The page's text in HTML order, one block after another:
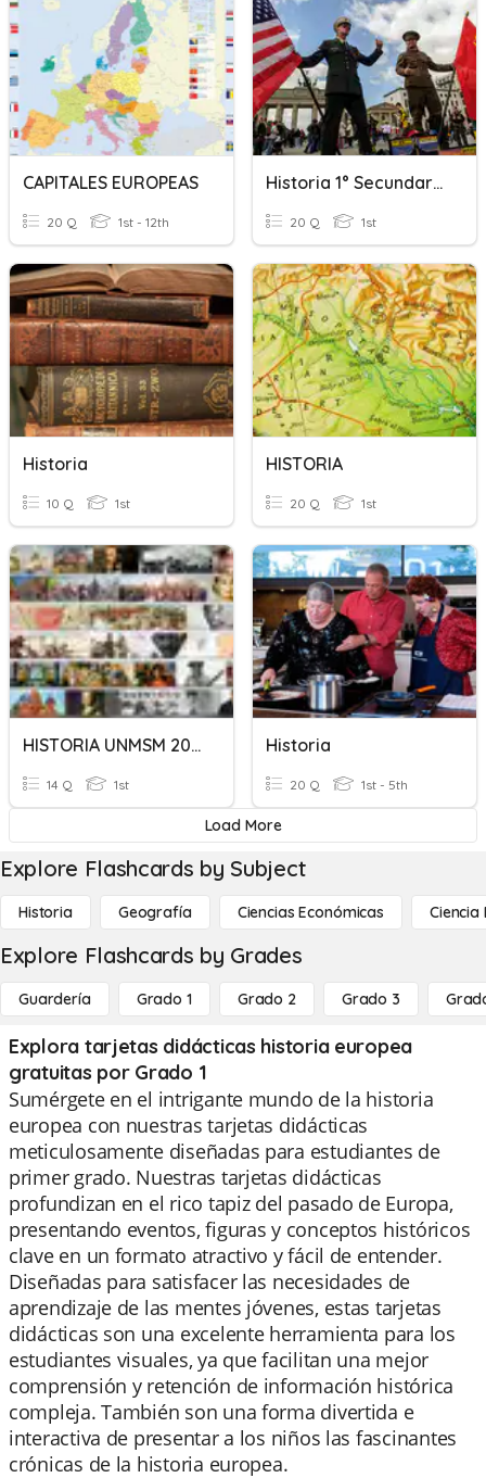
CAPITALES EUROPEAS
20 Q 1st - 12th
Historia 1° Secundaria
20 Q 1st
Historia
10 Q 1st
HISTORIA
20 Q 1st
HISTORIA UNMSM 2021
14 Q 1st
Historia
20 Q 1st - 5th
Load More
Explore Flashcards by Subject
Historia Geografía Ciencias Económicas Ciencia
Explore Flashcards by Grades
Guardería Grado 1 Grado 2 Grado 3
Explora tarjetas didácticas historia europea
gratuitas por Grado 1
Sumérgete en el intrigante mundo de la historia
europea con nuestras tarjetas didácticas
meticulosamente diseñadas para estudiantes de
primer grado. Nuestras tarjetas didácticas
profundizan en el rico tapiz del pasado de Europa,
presentando eventos, figuras y conceptos históricos
clave en un formato atractivo y fácil de entender.
Diseñadas para satisfacer las necesidades de
aprendizaje de las mentes jóvenes, estas tarjetas
didácticas son una excelente herramienta para los
estudiantes visuales, ya que facilitan una mejor
comprensión y retención de información histórica
compleja. También son una forma divertida e
interactiva de presentar a los niños las fascinantes
crónicas de la historia europea.